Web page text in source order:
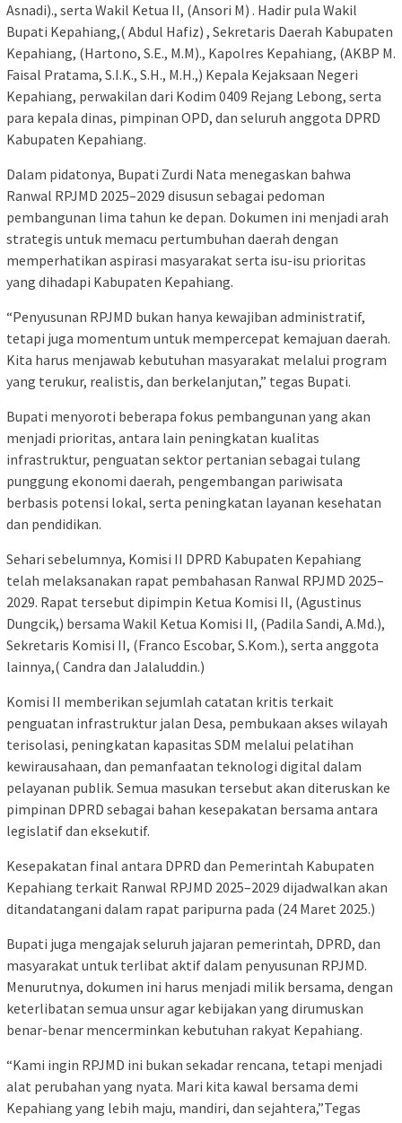
Asnadi)., serta Wakil Ketua II, (Ansori M) . Hadir pula Wakil
Bupati Kepahiang,( Abdul Hafiz) , Sekretaris Daerah Kabupaten
Kepahiang, (Hartono, S.E., M.M)., Kapolres Kepahiang, (AKBP M.
Faisal Pratama, S.I.K., S.H., M.H.,) Kepala Kejaksaan Negeri
Kepahiang, perwakilan dari Kodim 0409 Rejang Lebong, serta
para kepala dinas, pimpinan OPD, dan seluruh anggota DPRD
Kabupaten Kepahiang.
Dalam pidatonya, Bupati Zurdi Nata menegaskan bahwa
Ranwal RPJMD 2025–2029 disusun sebagai pedoman
pembangunan lima tahun ke depan. Dokumen ini menjadi arah
strategis untuk memacu pertumbuhan daerah dengan
memperhatikan aspirasi masyarakat serta isu-isu prioritas
yang dihadapi Kabupaten Kepahiang.
“Penyusunan RPJMD bukan hanya kewajiban administratif,
tetapi juga momentum untuk mempercepat kemajuan daerah.
Kita harus menjawab kebutuhan masyarakat melalui program
yang terukur, realistis, dan berkelanjutan,” tegas Bupati.
Bupati menyoroti beberapa fokus pembangunan yang akan
menjadi prioritas, antara lain peningkatan kualitas
infrastruktur, penguatan sektor pertanian sebagai tulang
punggung ekonomi daerah, pengembangan pariwisata
berbasis potensi lokal, serta peningkatan layanan kesehatan
dan pendidikan.
Sehari sebelumnya, Komisi II DPRD Kabupaten Kepahiang
telah melaksanakan rapat pembahasan Ranwal RPJMD 2025–
2029. Rapat tersebut dipimpin Ketua Komisi II, (Agustinus
Dungcik,) bersama Wakil Ketua Komisi II, (Padila Sandi, A.Md.),
Sekretaris Komisi II, (Franco Escobar, S.Kom.), serta anggota
lainnya,( Candra dan Jalaluddin.)
Komisi II memberikan sejumlah catatan kritis terkait
penguatan infrastruktur jalan Desa, pembukaan akses wilayah
terisolasi, peningkatan kapasitas SDM melalui pelatihan
kewirausahaan, dan pemanfaatan teknologi digital dalam
pelayanan publik. Semua masukan tersebut akan diteruskan ke
pimpinan DPRD sebagai bahan kesepakatan bersama antara
legislatif dan eksekutif.
Kesepakatan final antara DPRD dan Pemerintah Kabupaten
Kepahiang terkait Ranwal RPJMD 2025–2029 dijadwalkan akan
ditandatangani dalam rapat paripurna pada (24 Maret 2025.)
Bupati juga mengajak seluruh jajaran pemerintah, DPRD, dan
masyarakat untuk terlibat aktif dalam penyusunan RPJMD.
Menurutnya, dokumen ini harus menjadi milik bersama, dengan
keterlibatan semua unsur agar kebijakan yang dirumuskan
benar-benar mencerminkan kebutuhan rakyat Kepahiang.
“Kami ingin RPJMD ini bukan sekadar rencana, tetapi menjadi
alat perubahan yang nyata. Mari kita kawal bersama demi
Kepahiang yang lebih maju, mandiri, dan sejahtera,”Tegas